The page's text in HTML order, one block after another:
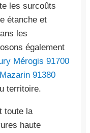
les surcoûts
étanche et
les
également
Mérogis 91700
91380
territoire.
toute la
haute